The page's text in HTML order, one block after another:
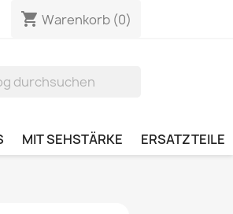
shopping_cart Warenkorb (0)
MIT SEHSTÄRKE ERSATZTEILE